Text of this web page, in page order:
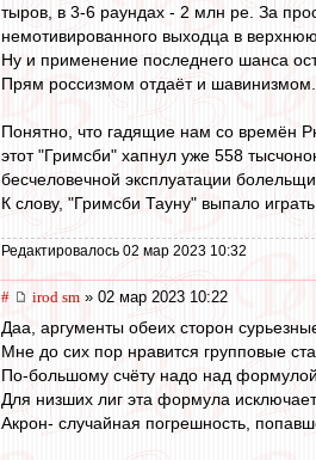
тыров, в 3-6 раундах - 2 млн ре. За
немотивированного выходца в
Ну и применение последнего шанса
Прям россизмом отдаёт и
Понятно, что гадящие нам со времён
этот "Гримсби" хапнул уже 558
бесчеловечной эксплуатации
К слову, "Гримсби Тауну" выпало
Редактировалось 02 мар 2023 10:32
# irod sm » 02 мар 2023 10:22
Даа, аргументы обеих сторон
Мне до сих пор нравится групповые
По-большому счёту надо над
Для низших лиг эта формула
Акрон- случайная погрешность,